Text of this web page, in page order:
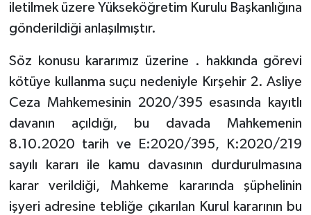
iletilmek üzere Yükseköğretim Kurulu Başkanlığına
gönderildiği anlaşılmıştır.
Söz konusu kararımız üzerine . hakkında görevi
kötüye kullanma suçu nedeniyle Kırşehir 2. Asliye
Ceza Mahkemesinin 2020/395 esasında kayıtlı
davanın açıldığı, bu davada Mahkemenin
8.10.2020 tarih ve E:2020/395, K:2020/219
sayılı kararı ile kamu davasının durdurulmasına
karar verildiği, Mahkeme kararında şüphelinin
işyeri adresine tebliğe çıkarılan Kurul kararının bu